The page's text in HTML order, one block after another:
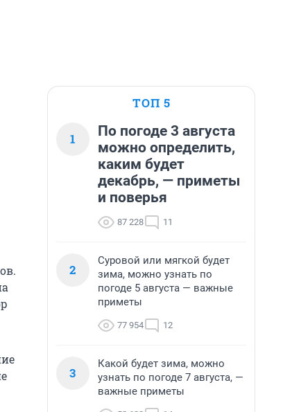
ТОП 5
1
По погоде 3 августа
можно определить,
каким будет
декабрь, — приметы
и поверья
87 228 11
2
Суровой или мягкой будет
зима, можно узнать по
погоде 5 августа — важные
приметы
77 954 12
3
Какой будет зима, можно
узнать по погоде 7 августа, —
важные приметы